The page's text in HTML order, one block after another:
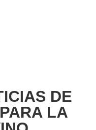
DE
LA